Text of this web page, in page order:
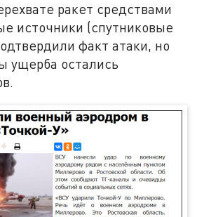
ракет средствами
источники (спутниковые
факт атаки, но
ущерба остались